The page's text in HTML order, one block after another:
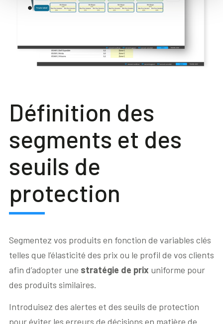
Définition des
segments et des
seuils de
protection
Segmentez vos produits en fonction de variables clés
telles que l’élasticité des prix ou le profil de vos clients
afin d’adopter une stratégie de prix uniforme pour
des produits similaires.
Introduisez des alertes et des seuils de protection
pour éviter les erreurs de décisions en matière de